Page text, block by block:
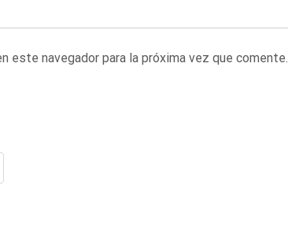
este navegador para la próxima vez que comente.